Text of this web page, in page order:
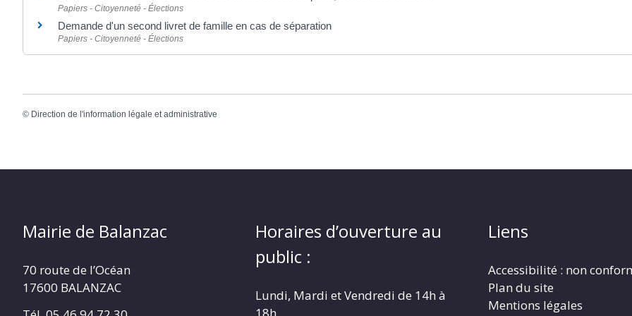
Papiers - Citoyenneté - Élections
Demande d'un second livret de famille en cas de séparation
Papiers - Citoyenneté - Élections
© Direction de l'information légale et administrative
Mairie de Balanzac
70 route de l’Océan
17600 BALANZAC
Horaires d’ouverture au
public :
Lundi, Mardi et Vendredi de 14h à
Liens
Accessibilité : non
Plan du site
Mentions légales